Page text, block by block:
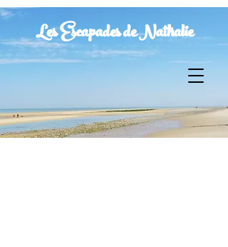
Les Escapades de Nathalie